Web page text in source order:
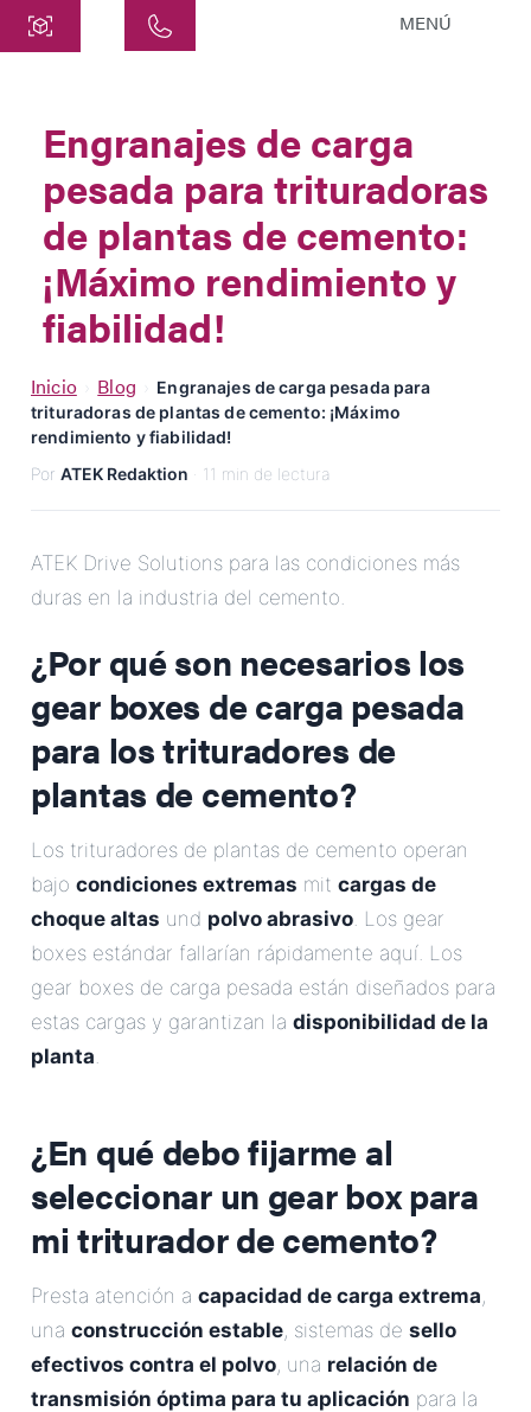
Siemensstraße 47
25462 Rellingen
info@atek.de
+49 4101 7953-0
Abrir Chat
Nombre
Nombre de la Empresa
Correo Electrónico
Mensaje
Enviar Mensaje
MENÚ
Engranajes de carga
pesada para trituradoras
de plantas de cemento:
¡Máximo rendimiento y
fiabilidad!
Inicio Blog
Engranajes de carga pesada para
trituradoras de plantas de cemento: ¡Máximo
rendimiento y fiabilidad!
Por ATEK Redaktion · 11 min de lectura
ATEK Drive Solutions para las condiciones más
duras en la industria del cemento.
¿Por qué son necesarios los
gear boxes de carga pesada
para los trituradores de
plantas de cemento?
Los trituradores de plantas de cemento operan
bajo condiciones extremas mit cargas de
choque altas und polvo abrasivo. Los gear
boxes estándar fallarían rápidamente aquí. Los
gear boxes de carga pesada están diseñados para
estas cargas y garantizan la disponibilidad de la
planta.
¿En qué debo fijarme al
seleccionar un gear box para
mi triturador de cemento?
Presta atención a capacidad de carga extrema,
una construcción estable, sistemas de sello
efectivos contra el polvo, una relación de
transmisión óptima para tu aplicación para la